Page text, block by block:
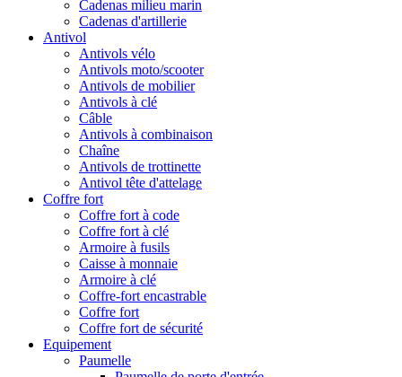
Cadenas milieu marin
Cadenas d'artillerie
Antivol
Antivols vélo
Antivols moto/scooter
Antivols de mobilier
Antivols à clé
Câble
Antivols à combinaison
Chaîne
Antivols de trottinette
Antivol tête d'attelage
Coffre fort
Coffre fort à code
Coffre fort à clé
Armoire à fusils
Caisse à monnaie
Armoire à clé
Coffre-fort encastrable
Coffre fort
Coffre fort de sécurité
Equipement
Paumelle